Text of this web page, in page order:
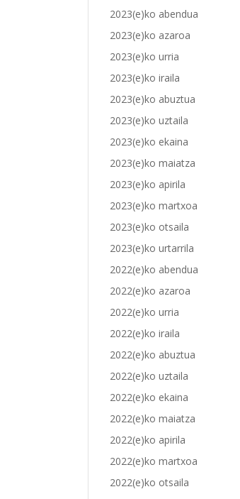
2023(e)ko abendua
2023(e)ko azaroa
2023(e)ko urria
2023(e)ko iraila
2023(e)ko abuztua
2023(e)ko uztaila
2023(e)ko ekaina
2023(e)ko maiatza
2023(e)ko apirila
2023(e)ko martxoa
2023(e)ko otsaila
2023(e)ko urtarrila
2022(e)ko abendua
2022(e)ko azaroa
2022(e)ko urria
2022(e)ko iraila
2022(e)ko abuztua
2022(e)ko uztaila
2022(e)ko ekaina
2022(e)ko maiatza
2022(e)ko apirila
2022(e)ko martxoa
2022(e)ko otsaila